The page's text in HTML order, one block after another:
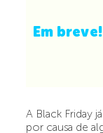
A Black Friday
por causa de
Em breve!